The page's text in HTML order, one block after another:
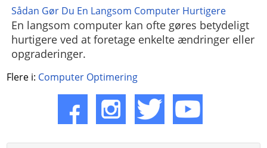
Sådan Gør Du En Langsom Computer Hurtigere
En langsom computer kan ofte gøres betydeligt
hurtigere ved at foretage enkelte ændringer eller
opgraderinger.
Flere i: Computer Optimering